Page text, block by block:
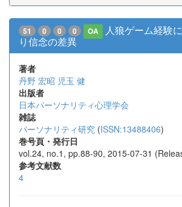
51 0 0 0 OA
人狼ゲーム経験
り信念の差異
著者
丹野 宏昭 児玉 健
出版者
日本パーソナリティ心理学会
雑誌
パーソナリティ研究 (ISSN:13488406)
巻号頁・発行日
vol.24, no.1, pp.88-90, 2015-07-31
参考文献数
4